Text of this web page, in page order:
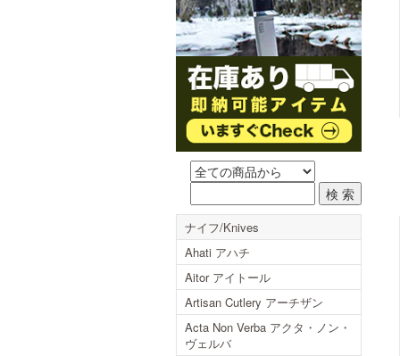
ナイフ/Knives
Ahati アハチ
Aitor アイトール
Artisan Cutlery アーチザン
Acta Non Verba アクタ・ノン・
ヴェルバ